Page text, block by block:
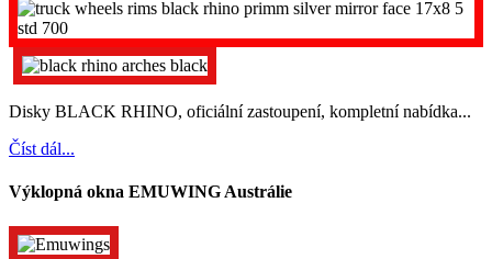
Disky BLACK RHINO, oficiální zastoupení, kompletní nabídka...
Číst dál...
Výklopná okna EMUWING Austrálie